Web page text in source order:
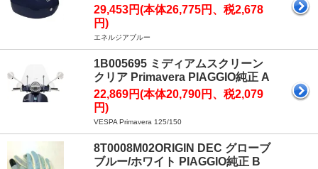
29,453円(本体26,775円、税2,678
円)
エネルジアブルー
1B005695 ミディアムスクリーン
クリア Primavera PIAGGIO純正 A
22,869円(本体20,790円、税2,079
円)
VESPA Primavera 125/150
8T0008M02ORIGIN DEC グローブ
ブルー/ホワイト PIAGGIO純正 B